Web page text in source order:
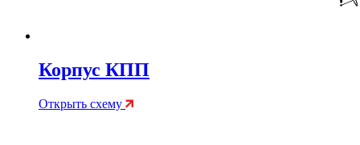
Корпус КПП
Открыть схему